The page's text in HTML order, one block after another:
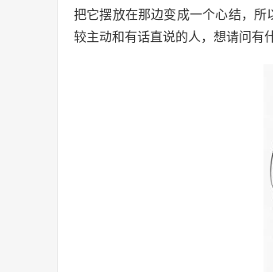
把它摆放在那边变成一个心结，
较主动和有话直说的人，想请问有